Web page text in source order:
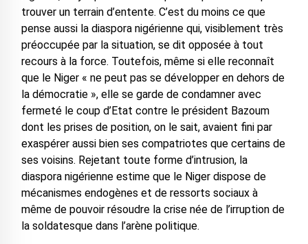
trouver un terrain d’entente. C’est du moins ce que
pense aussi la diaspora nigérienne qui, visiblement très
préoccupée par la situation, se dit opposée à tout
recours à la force. Toutefois, même si elle reconnaît
que le Niger « ne peut pas se développer en dehors de
la démocratie », elle se garde de condamner avec
fermeté le coup d’Etat contre le président Bazoum
dont les prises de position, on le sait, avaient fini par
exaspérer aussi bien ses compatriotes que certains de
ses voisins. Rejetant toute forme d’intrusion, la
diaspora nigérienne estime que le Niger dispose de
mécanismes endogènes et de ressorts sociaux à
même de pouvoir résoudre la crise née de l’irruption de
la soldatesque dans l’arène politique.